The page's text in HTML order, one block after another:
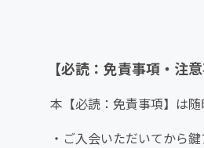
【必読：免責事項・注
本【必読：免責事項】は
・ご入会いただいてから